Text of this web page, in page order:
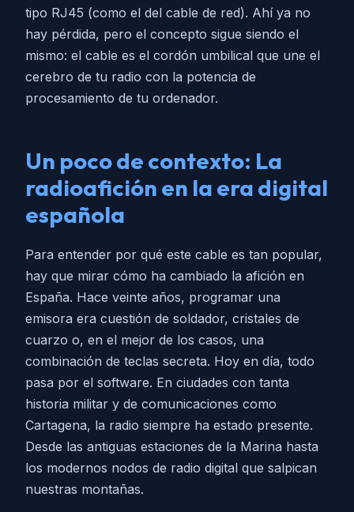
tipo RJ45 (como el del cable de red). Ahí ya no
hay pérdida, pero el concepto sigue siendo el
mismo: el cable es el cordón umbilical que une el
cerebro de tu radio con la potencia de
procesamiento de tu ordenador.
Un poco de contexto: La
radioafición en la era digital
española
Para entender por qué este cable es tan popular,
hay que mirar cómo ha cambiado la afición en
España. Hace veinte años, programar una
emisora era cuestión de soldador, cristales de
cuarzo o, en el mejor de los casos, una
combinación de teclas secreta. Hoy en día, todo
pasa por el software. En ciudades con tanta
historia militar y de comunicaciones como
Cartagena, la radio siempre ha estado presente.
Desde las antiguas estaciones de la Marina hasta
los modernos nodos de radio digital que salpican
nuestras montañas.